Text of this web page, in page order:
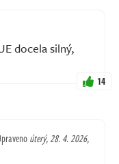
docela silný,
14
úterý, 28. 4. 2026,